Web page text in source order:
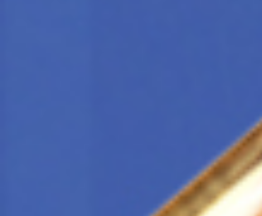
Всего позиций в корзине
Всего товара в корзине